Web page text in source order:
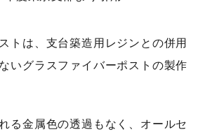
トは、支台築造用レジンとの併用
いグラスファイバーポストの製作
る金属色の透過もなく、オールセ